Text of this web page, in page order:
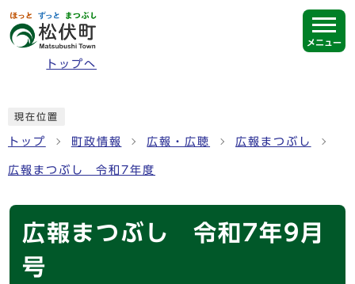
ページの先頭です
トップへ
メニュー
現在位置
トップ 町政情報 広報・広聴 広報まつぶし
広報まつぶし 令和7年度
広報まつぶし 令和7年9月
号